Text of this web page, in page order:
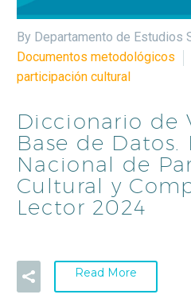
By Departamento de Estudios
Documentos metodológicos
participación cultural
Diccionario de
Base de Datos.
Nacional de
Cultural y
Lector 2024
Read More